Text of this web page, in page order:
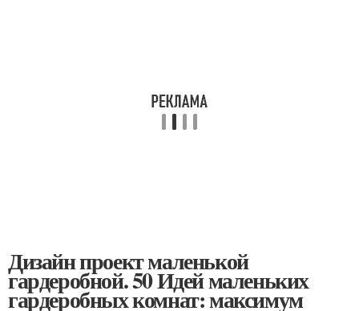
Дизайн проект маленькой
гардеробной. 50 Идей маленьких
гардеробных комнат: максимум